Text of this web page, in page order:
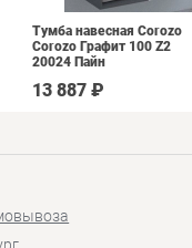
Тумба навесная Corozo
Corozo Графит 100 Z2
20024 Пайн
13 887 ₽